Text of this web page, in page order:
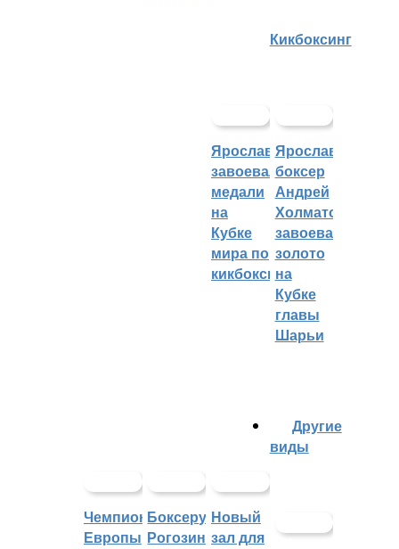
Кикбоксинг
Ярославцы
завоевали
медали
на
Кубке
мира по
кикбоксингу
Ярославский
боксер
Андрей
Холматов
завоевал
золото
на
Кубке
главы
Шарьи
Чемпионат
Европы
Боксеру
Рогозину
Новый
зал для
Другие
виды